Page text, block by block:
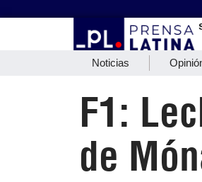
Noticias
F1:
de